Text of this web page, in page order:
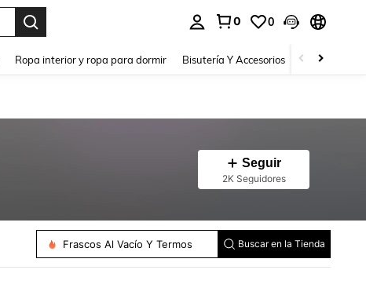
0 0
Ropa interior y ropa para dormir Bisutería Y Accesorios Zapatos
Seguir
2K Seguidores
Frascos Al Vacío Y Termos Buscar en la Tienda